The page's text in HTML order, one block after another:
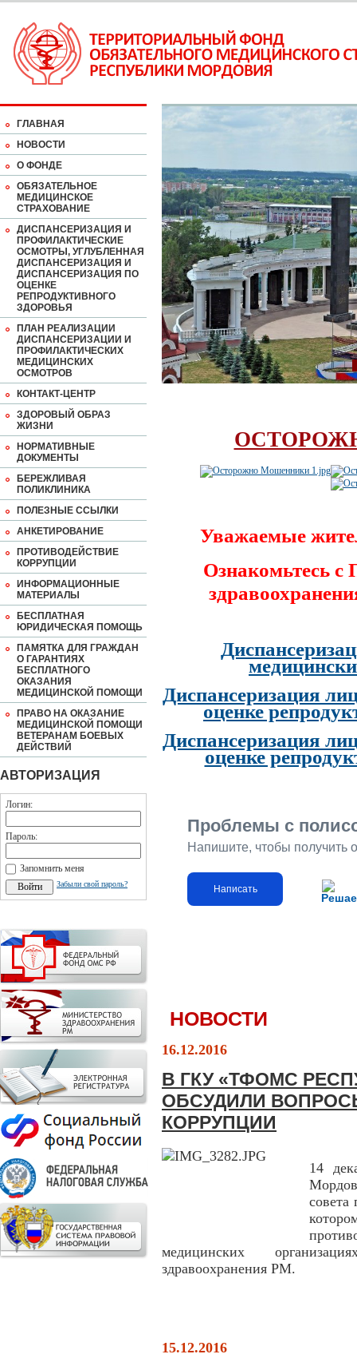
ГЛАВНАЯ
НОВОСТИ
О ФОНДЕ
ОБЯЗАТЕЛЬНОЕ
МЕДИЦИНСКОЕ
СТРАХОВАНИЕ
ДИСПАНСЕРИЗАЦИЯ И
ПРОФИЛАКТИЧЕСКИЕ
ОСМОТРЫ, УГЛУБЛЕННАЯ
ДИСПАНСЕРИЗАЦИЯ И
ДИСПАНСЕРИЗАЦИЯ ПО
ОЦЕНКЕ
РЕПРОДУКТИВНОГО
ЗДОРОВЬЯ
ПЛАН РЕАЛИЗАЦИИ
ДИСПАНСЕРИЗАЦИИ И
ПРОФИЛАКТИЧЕСКИХ
МЕДИЦИНСКИХ
ОСМОТРОВ
КОНТАКТ-ЦЕНТР
ЗДОРОВЫЙ ОБРАЗ
ЖИЗНИ
НОРМАТИВНЫЕ
ДОКУМЕНТЫ
БЕРЕЖЛИВАЯ
ПОЛИКЛИНИКА
ПОЛЕЗНЫЕ ССЫЛКИ
АНКЕТИРОВАНИЕ
ПРОТИВОДЕЙСТВИЕ
КОРРУПЦИИ
ИНФОРМАЦИОННЫЕ
МАТЕРИАЛЫ
БЕСПЛАТНАЯ
ЮРИДИЧЕСКАЯ ПОМОЩЬ
ПАМЯТКА ДЛЯ ГРАЖДАН
О ГАРАНТИЯХ
БЕСПЛАТНОГО
ОКАЗАНИЯ
МЕДИЦИНСКОЙ ПОМОЩИ
ПРАВО НА ОКАЗАНИЕ
МЕДИЦИНСКОЙ ПОМОЩИ
ВЕТЕРАНАМ БОЕВЫХ
ДЕЙСТВИЙ
АВТОРИЗАЦИЯ
Логин:
Пароль:
Запомнить меня
Забыли свой пароль?
Уважаемые
Ознакомьтесь
Диспансеризация
оценке
Диспансеризация
оценке
Проблемы с
Напишите, чтобы получить
Написать
НОВОСТИ
16.12.2016
В ГКУ «ТФОМС
ОБСУДИЛИ
КОРРУПЦИИ
14
медицинских
здравоохранения РМ.
15.12.2016